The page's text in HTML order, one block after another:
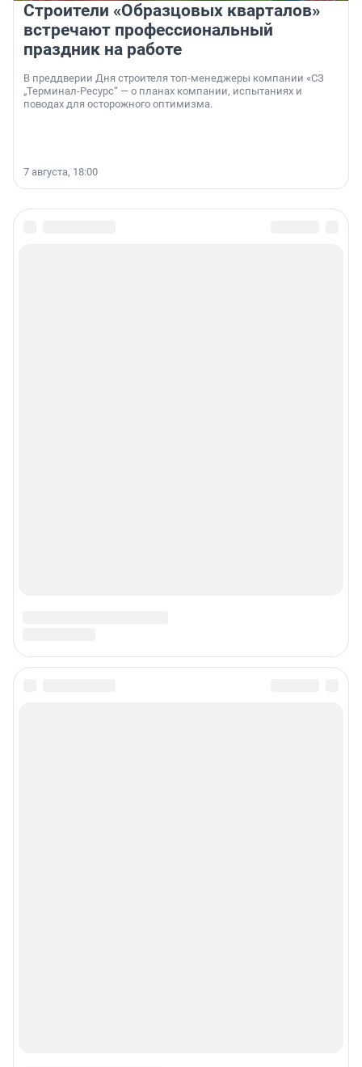
Строители «Образцовых кварталов»
встречают профессиональный
праздник на работе
В преддверии Дня строителя топ-менеджеры компании «СЗ
„Терминал-Ресурс“ — о планах компании, испытаниях и
поводах для осторожного оптимизма.
7 августа, 18:00